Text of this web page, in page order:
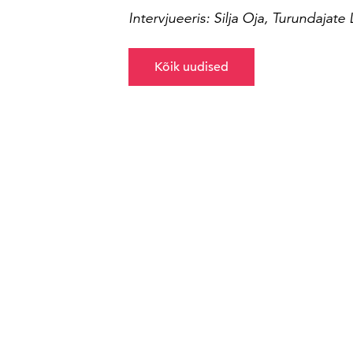
Intervjueeris: Silja Oja, Turundajate
Kõik uudised